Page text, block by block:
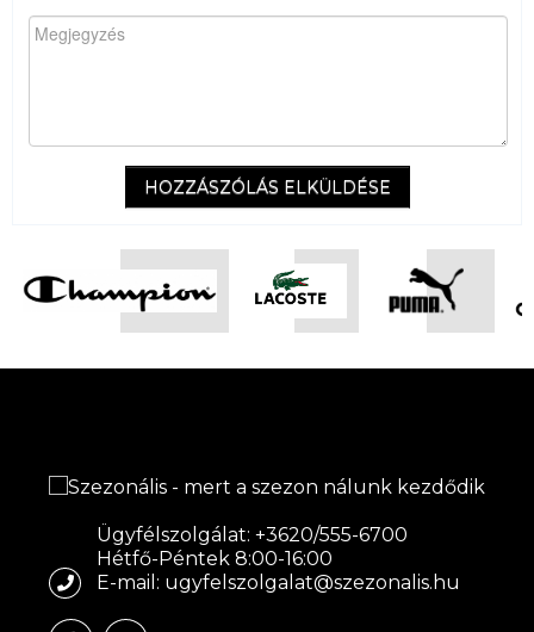
HOZZÁSZÓLÁS ELKÜLDÉSE
Ügyfélszolgálat: +3620/555-6700
Hétfő-Péntek 8:00-16:00
E-mail: ugyfelszolgalat@szezonalis.hu